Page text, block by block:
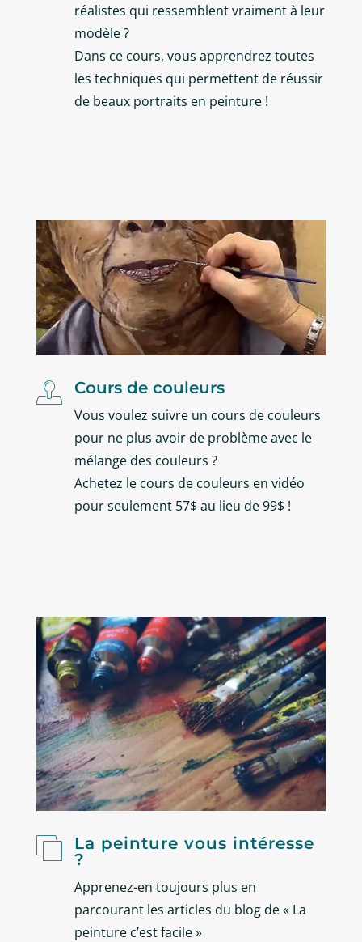
réalistes qui ressemblent vraiment à leur
modèle ?
Dans ce cours, vous apprendrez toutes
les techniques qui permettent de réussir
de beaux portraits en peinture !
 Cours de couleurs
Vous voulez suivre un cours de couleurs
pour ne plus avoir de problème avec le
mélange des couleurs ?
Achetez le cours de couleurs en vidéo
pour seulement 57$ au lieu de 99$ !

La peinture vous intéresse
?
Apprenez-en toujours plus en
parcourant les articles du blog de « La
peinture c’est facile »